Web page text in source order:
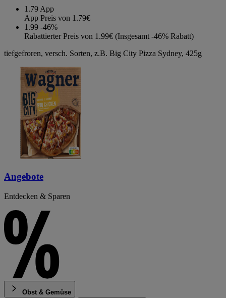
1.79 App
App Preis von 1.79€
1.99 -46%
Rabattierter Preis von 1.99€ (Insgesamt -46% Rabatt)
tiefgefroren, versch. Sorten, z.B. Big City Pizza Sydney, 425g
Angebote
Entdecken & Sparen
Obst & Gemüse